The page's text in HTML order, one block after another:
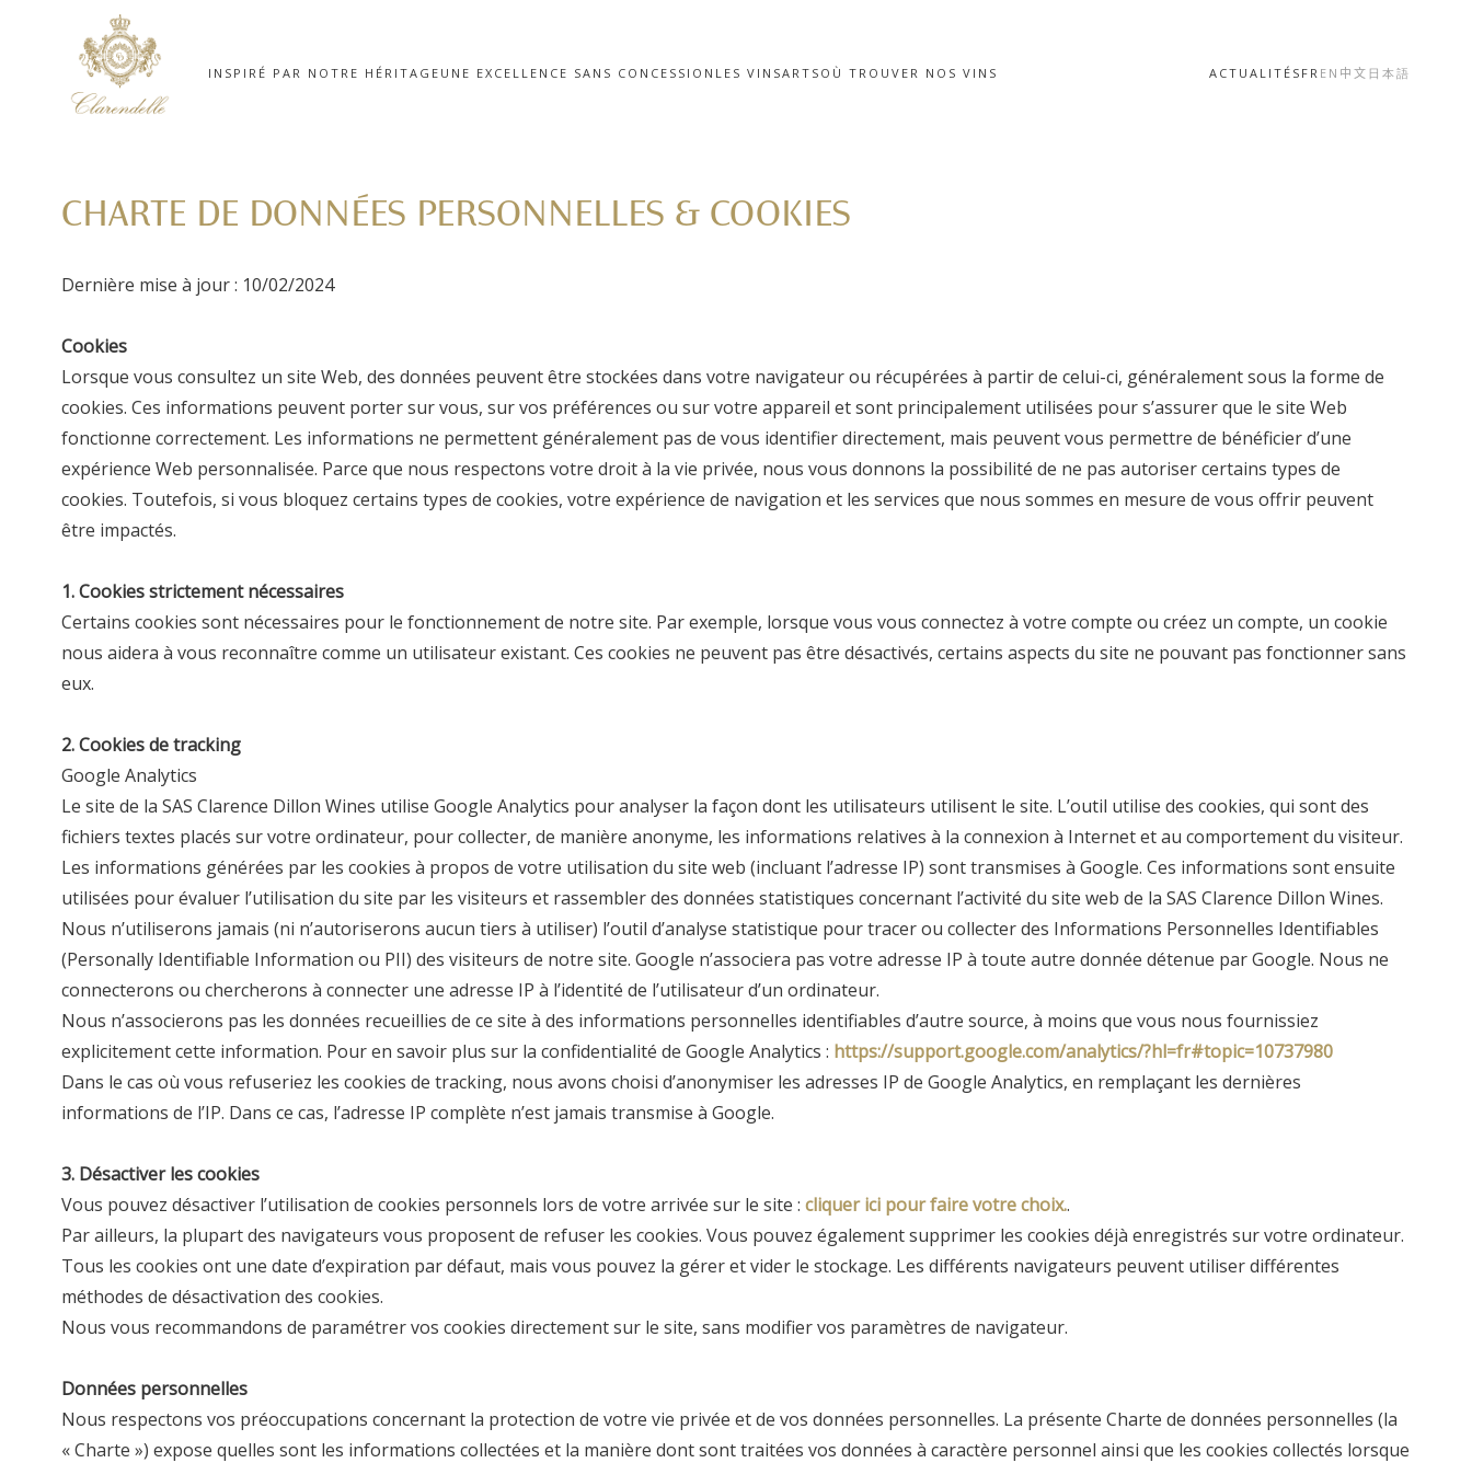
INSPIRÉ PAR NOTRE HÉRITAGE UNE EXCELLENCE SANS CONCESSION LES VINSARTS OÙ TROUVER NOS VINS ACTUALITÉS FR EN 中文 日本語
CHARTE DE DONNÉES PERSONNELLES & COOKIES
Dernière mise à jour : 10/02/2024
Cookies
Lorsque vous consultez un site Web, des données peuvent être stockées dans votre navigateur ou récupérées à partir de celui-ci, généralement sous la forme de
cookies. Ces informations peuvent porter sur vous, sur vos préférences ou sur votre appareil et sont principalement utilisées pour s’assurer que le site Web
fonctionne correctement. Les informations ne permettent généralement pas de vous identifier directement, mais peuvent vous permettre de bénéficier d’une
expérience Web personnalisée. Parce que nous respectons votre droit à la vie privée, nous vous donnons la possibilité de ne pas autoriser certains types de
cookies. Toutefois, si vous bloquez certains types de cookies, votre expérience de navigation et les services que nous sommes en mesure de vous offrir peuvent
être impactés.
1. Cookies strictement nécessaires
Certains cookies sont nécessaires pour le fonctionnement de notre site. Par exemple, lorsque vous vous connectez à votre compte ou créez un compte, un cookie
nous aidera à vous reconnaître comme un utilisateur existant. Ces cookies ne peuvent pas être désactivés, certains aspects du site ne pouvant pas fonctionner sans
eux.
2. Cookies de tracking
Google Analytics
Le site de laSAS Clarence Dillon Wines utilise Google Analytics pour analyser la façon dont les utilisateurs utilisent le site. L’outil utilise des cookies, qui sont des
fichiers textes placés sur votre ordinateur, pour collecter, de manière anonyme, les informations relatives à la connexion à Internet et au comportement du visiteur.
Les informations générées par les cookies à propos de votre utilisation du site web (incluant l’adresse IP) sont transmises à Google. Ces informations sont ensuite
utilisées pour évaluer l’utilisation du site par les visiteurs et rassembler des données statistiques concernant l’activité du site web de laSAS Clarence Dillon Wines.
Nous n’utiliserons jamais (ni n’autoriserons aucun tiers à utiliser) l’outil d’analyse statistique pour tracer ou collecter des Informations Personnelles Identifiables
(Personally Identifiable Information ou PII) des visiteurs de notre site. Google n’associera pas votre adresse IP à toute autre donnée détenue par Google. Nous ne
connecterons ou chercherons à connecter une adresse IP à l’identité de l’utilisateur d’un ordinateur.
Nous n’associerons pas les données recueillies de ce site à des informations personnelles identifiables d’autre source, à moins que vous nous fournissiez
explicitement cette information. Pour en savoir plus sur la confidentialité de Google Analytics : https://support.google.com/analytics/?hl=fr#topic=10737980
Dans le cas où vous refuseriez les cookies de tracking, nous avons choisi d’anonymiser les adresses IP de Google Analytics, en remplaçant les dernières
informations de l’IP. Dans ce cas, l’adresse IP complète n’est jamais transmise à Google.
3. Désactiver les cookies
Vous pouvez désactiver l’utilisation de cookies personnels lors de votre arrivée sur le site :cliquer ici pour faire votre choix..
Par ailleurs, la plupart des navigateurs vous proposent de refuser les cookies. Vous pouvez également supprimer les cookies déjà enregistrés sur votre ordinateur.
Tous les cookies ont une date d’expiration par défaut, mais vous pouvez la gérer et vider le stockage. Les différents navigateurs peuvent utiliser différentes
méthodes de désactivation des cookies.
Nous vous recommandons de paramétrer vos cookies directement sur le site, sans modifier vos paramètres de navigateur.
Données personnelles
Nous respectons vos préoccupations concernant la protection de votre vie privée et de vos données personnelles. La présente Charte de données personnelles (la
« Charte ») expose quelles sont les informations collectées et la manière dont sont traitées vos données à caractère personnel ainsi que les cookies collectés lorsque